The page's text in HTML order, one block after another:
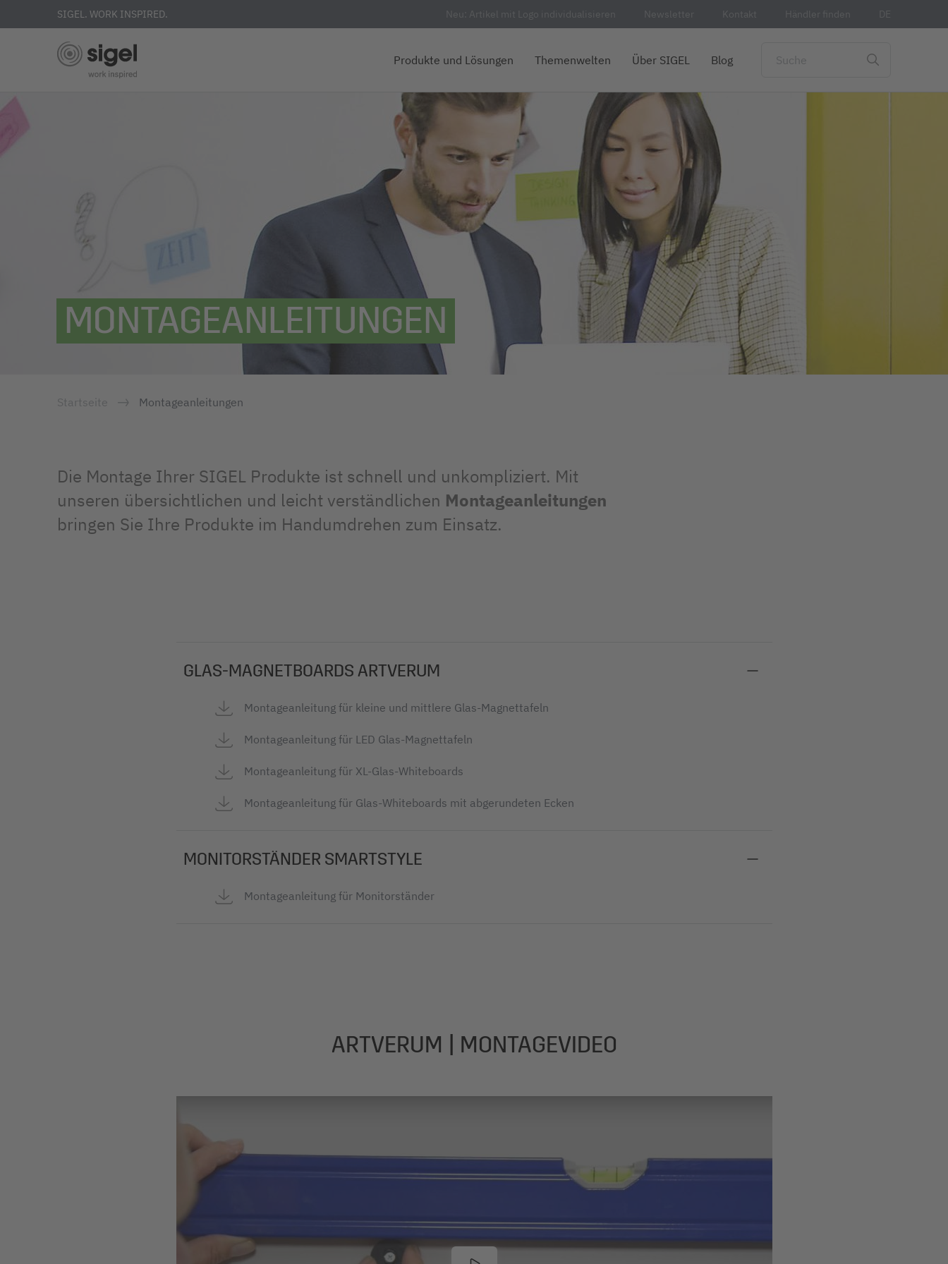
Direkt
Inhalt
SIGEL. WORK INSPIRED. Neu: Artikel mit Logo individualisieren Newsletter Kontakt Händler finden DE
Produkte und Lösungen Themenwelten Über SIGEL Blog
MONTAGEANLEITUNGEN
Startseite Montageanleitungen
Die Montage Ihrer SIGEL Produkte ist schnell und unkompliziert. Mit
unseren übersichtlichen und leicht verständlichen Montageanleitungen
bringen Sie Ihre Produkte im Handumdrehen zum Einsatz.
GLAS-MAGNETBOARDS ARTVERUM
Montageanleitung für kleine und mittlere Glas-Magnettafeln
Montageanleitung für LED Glas-Magnettafeln
Montageanleitung für XL-Glas-Whiteboards
Montageanleitung für Glas-Whiteboards mit abgerundeten Ecken
MONITORSTÄNDER SMARTSTYLE
Montageanleitung für Monitorständer
ARTVERUM | MONTAGEVIDEO